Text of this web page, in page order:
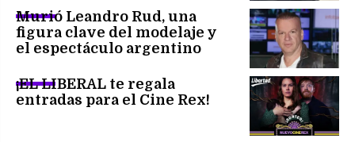
Murió Leandro Rud, una
figura clave del modelaje y
el espectáculo argentino
¡EL LIBERAL te regala
entradas para el Cine Rex!